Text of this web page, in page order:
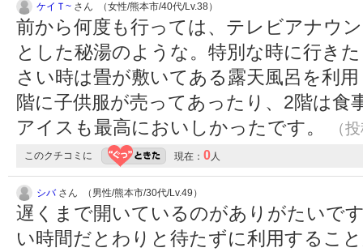
ケイＴ~ さん （女性/熊本市/40代/Lv.38）
前から何度も行っては、テレビアナウ
とした秘湯のような。特別な時に行き
さい時は畳が敷いてある露天風呂を利
階に子供服が売ってあったり、2階は食
アイスも最高においしかったです。
（
このクチコミに 現在： 0人
シバさん （男性/熊本市/30代/Lv.49）
遅くまで開いているのがありがたいで
い時間だとわりと待たずに利用するこ